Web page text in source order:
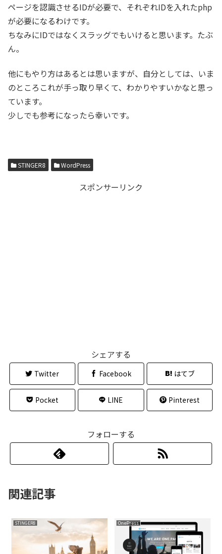
ページを認識させるIDが必要で、それぞれIDを入れたphp
が必要になるわけです。
ちなみにIDではなくスラッグでもいけると思います。たぶ
ん。
他にもやり方はあるとは思いますが、自分としては、いま
のところこれが手っ取り早くて、わかりやすいかなと思っ
ています。
少しでも参考になったら幸いです。
STINGER8 WordPress
スポンサーリンク
シェアする
Twitter Facebook はてブ
Pocket LINE Pinterest
フォローする
関連記事
STINGER8 OnePress